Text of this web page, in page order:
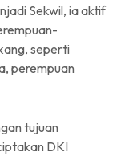
Sekwil, ia aktif
seperti
perempuan
tujuan
DKI